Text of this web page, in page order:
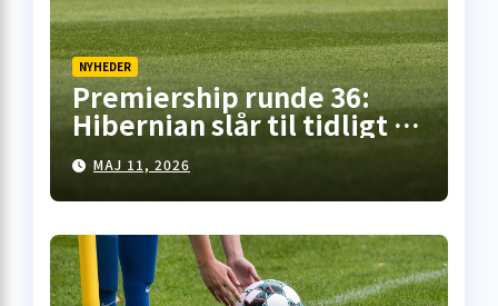
NYHEDER
Premiership runde 36:
Hibernian slår til tidligt i
Falkirk, pointdeling i
Motherwell – mens
opgøret på Celtic Park står
for døren
MAJ 11, 2026